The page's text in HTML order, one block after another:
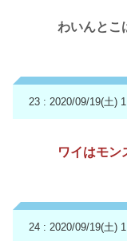
わいんとこ
23 : 2020/09/19(土)
ワイはモン
24 : 2020/09/19(土)